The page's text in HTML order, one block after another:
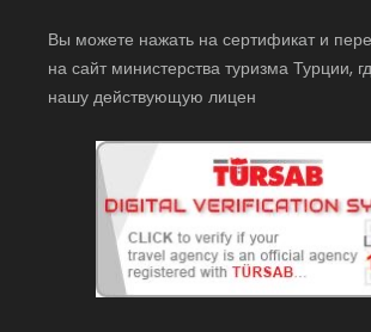
Вы можете нажать на сертификат и
на сайт министерства туризма Турции,
нашу действующую лицен